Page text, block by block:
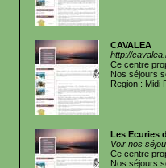
CAVALEA
http://
Ce centre
Nos séjours
Region : Midi
Les Ecuries
Voir nos
Ce centre
Nos séjours